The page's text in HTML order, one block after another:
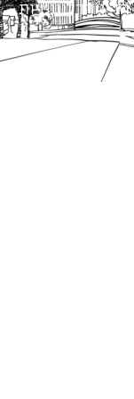
הרלוונטיות